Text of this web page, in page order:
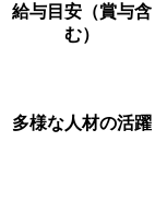
給与目安（賞与含
む）
多様な人材の活躍